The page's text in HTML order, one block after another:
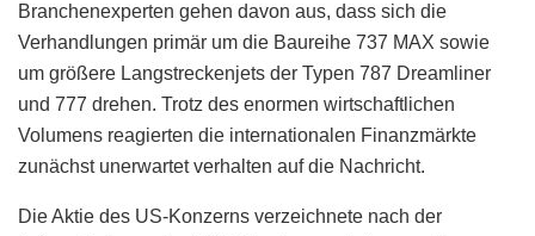
Branchenexperten gehen davon aus, dass sich die
Verhandlungen primär um die Baureihe 737 MAX sowie
um größere Langstreckenjets der Typen 787 Dreamliner
und 777 drehen. Trotz des enormen wirtschaftlichen
Volumens reagierten die internationalen Finanzmärkte
zunächst unerwartet verhalten auf die Nachricht.
Die Aktie des US-Konzerns verzeichnete nach der